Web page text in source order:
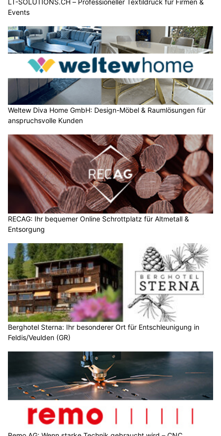
Events
Weltew Diva Home GmbH: Design-Möbel & Raumlösungen für
anspruchsvolle Kunden
RECAG: Ihr bequemer Online Schrottplatz für Altmetall &
Entsorgung
Berghotel Sterna: Ihr besonderer Ort für Entschleunigung in
Feldis/Veulden (GR)